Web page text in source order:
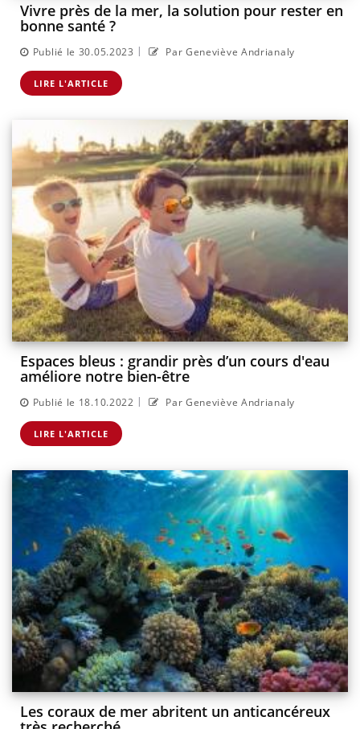
Vivre près de la mer, la solution pour rester en
bonne santé ?
Publié le 30.05.2023 | Par Geneviève Andrianaly
LIRE L'ARTICLE
Espaces bleus : grandir près d’un cours d'eau
améliore notre bien-être
Publié le 18.10.2022 | Par Geneviève Andrianaly
LIRE L'ARTICLE
Les coraux de mer abritent un anticancéreux